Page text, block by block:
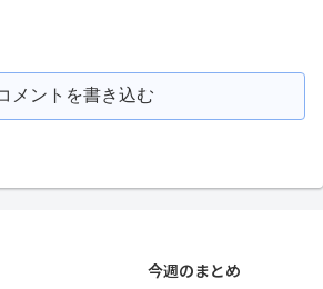
メントを書き込む
今週のまとめ